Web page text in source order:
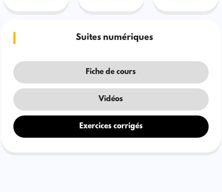
Suites numériques
Fiche de cours
Vidéos
Exercices corrigés